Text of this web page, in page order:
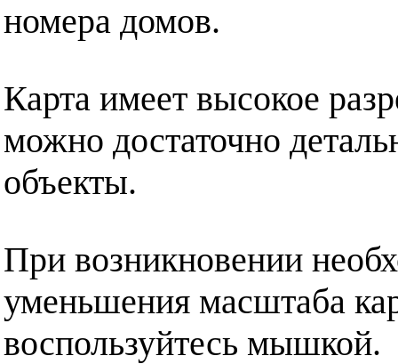
номера домов.
Карта имеет высокое
можно достаточно
объекты.
При возникновении
уменьшения масштаба
воспользуйтесь мышкой.